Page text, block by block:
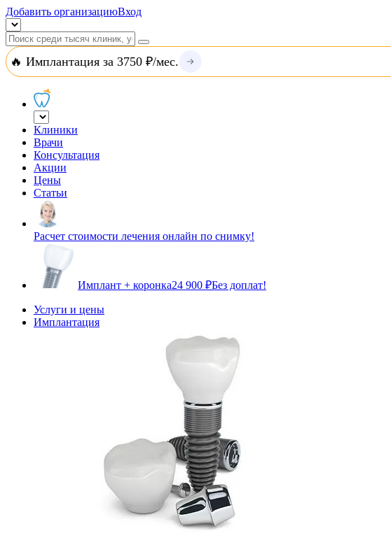
Добавить организациюВход
🔥 Имплантация за 3750 ₽/мес.
Клиники
Врачи
Консультация
Акции
Цены
Статьи
Расчет стоимости лечения онлайн по снимку!
Имплант + коронка24 900 ₽Без доплат!
Услуги и цены
Имплантация